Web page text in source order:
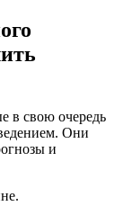
в свою очередь
Они
и